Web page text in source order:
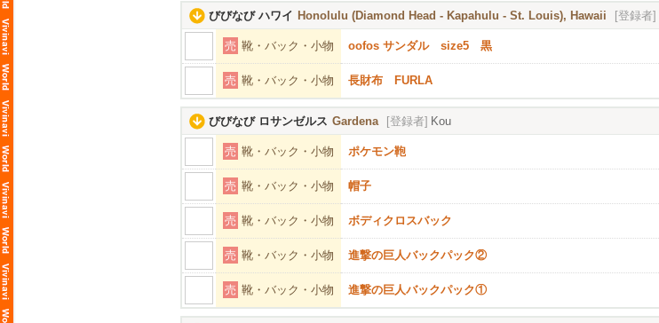
びびなび ハワイ Honolulu (Diamond Head - Kapahulu - St. Louis), Hawaii [登録者]
売 靴・バック・小物 oofos サンダル size5 黒
売 靴・バック・小物 長財布 FURLA
びびなび ロサンゼルス Gardena [登録者] Kou
売 靴・バック・小物 ポケモン鞄
売 靴・バック・小物 帽子
売 靴・バック・小物 ボディクロスバック
売 靴・バック・小物 進撃の巨人バックパック②
売 靴・バック・小物 進撃の巨人バックパック①